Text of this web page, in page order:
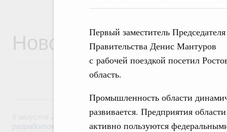
Первый заместитель Председателя
Правительства Денис Мантуров
с рабочей поездкой посетил
область.
Промышленность области
развивается. Предприятия области
активно пользуются
Новости
8 августа, суббота
Государственная политика в сфере
разработок